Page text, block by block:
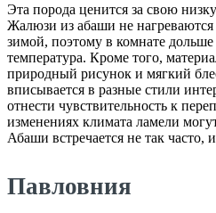
Эта порода ценится за свою
Жалюзи из абаши не
зимой, поэтому в комнате дольше
температура. Кроме того,
природный рисунок и мягкий
вписывается в разные стили
отнести чувствительность к
изменениях климата ламели
Абаши встречается не так часто,
Павловния